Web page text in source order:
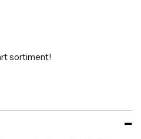
sortiment!